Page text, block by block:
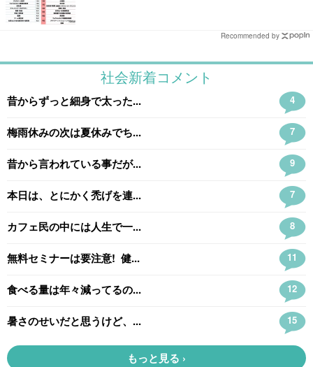
Recommended by